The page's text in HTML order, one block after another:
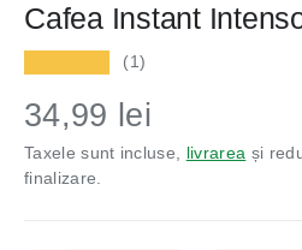
Cafea Instant
(1)
34,99 lei
Taxele sunt incluse, livrarea și
finalizare.